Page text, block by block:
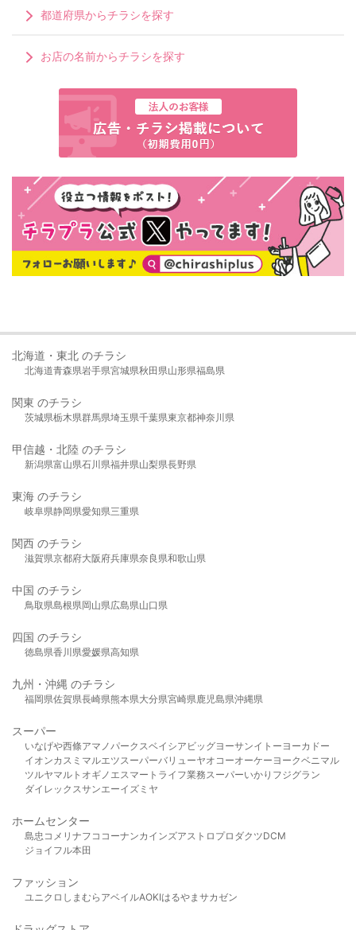
都道府県からチラシを探す
お店の名前からチラシを探す
北海道・東北 のチラシ
北海道青森県岩手県宮城県秋田県山形県福島県
関東 のチラシ
茨城県栃木県群馬県埼玉県千葉県東京都神奈川県
甲信越・北陸 のチラシ
新潟県富山県石川県福井県山梨県長野県
東海 のチラシ
岐阜県静岡県愛知県三重県
関西 のチラシ
滋賀県京都府大阪府兵庫県奈良県和歌山県
中国 のチラシ
鳥取県島根県岡山県広島県山口県
四国 のチラシ
徳島県香川県愛媛県高知県
九州・沖縄 のチラシ
福岡県佐賀県長崎県熊本県大分県宮崎県鹿児島県沖縄県
スーパー
いなげや西條アマノパークスベイシア ビッグヨーサンイトーヨーカドー
イオンカスミ マルエツスーパーバリューヤオコーオーケー ヨークベニマル
ツルヤマルト オギノ エスマート ライフ業務スーパーいかり フジグラン
ダイレックスサンエーイズミヤ
ホームセンター
島忠 コメリ ナフコ コーナンカインズアストロプロダクツDCM
ジョイフル本田
ファッション
ユニクロ しまむら アベイルAOKIはるやま サカゼン